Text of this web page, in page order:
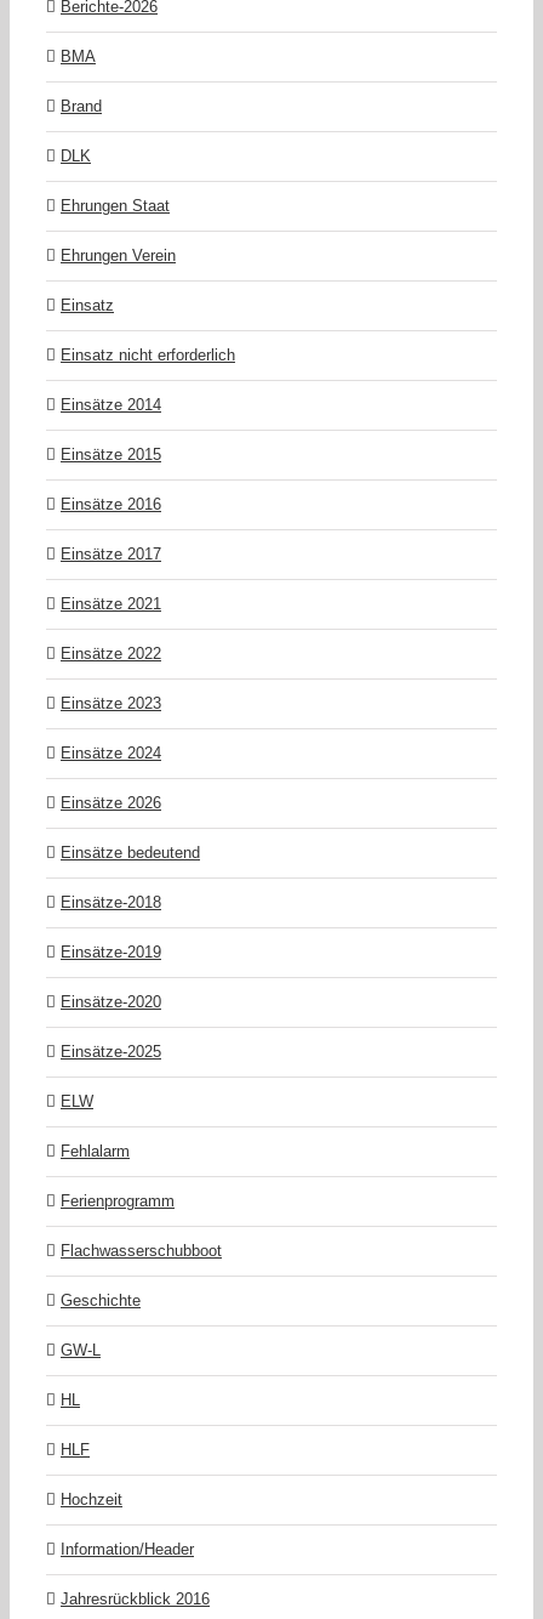
Berichte-2026
BMA
Brand
DLK
Ehrungen Staat
Ehrungen Verein
Einsatz
Einsatz nicht erforderlich
Einsätze 2014
Einsätze 2015
Einsätze 2016
Einsätze 2017
Einsätze 2021
Einsätze 2022
Einsätze 2023
Einsätze 2024
Einsätze 2026
Einsätze bedeutend
Einsätze-2018
Einsätze-2019
Einsätze-2020
Einsätze-2025
ELW
Fehlalarm
Ferienprogramm
Flachwasserschubboot
Geschichte
GW-L
HL
HLF
Hochzeit
Information/Header
Jahresrückblick 2016